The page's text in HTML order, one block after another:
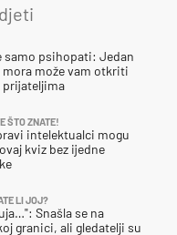
samo psihopati: Jedan
mora može vam otkriti
prijateljima
ŠTO ZNATE!
intelektualci mogu
kviz bez ijedne
LI JOJ?
Snašla se na
granici, ali gledatelji su